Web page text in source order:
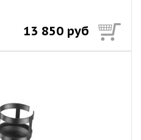
13 850 руб